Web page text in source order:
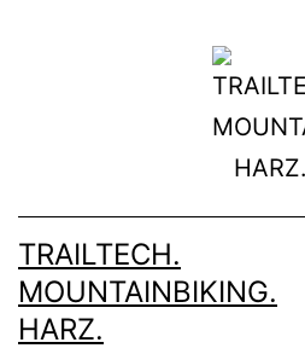
TRAILTECH.
MOUNTAINBIKING.
HARZ.